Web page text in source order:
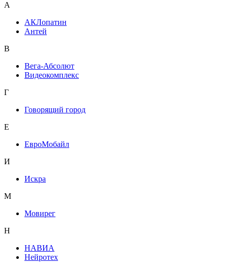
А
АКЛопатин
Антей
В
Вега-Абсолют
Видеокомплекс
Г
Говорящий город
Е
ЕвроМобайл
И
Искра
М
Мовирег
Н
НАВИА
Нейротех